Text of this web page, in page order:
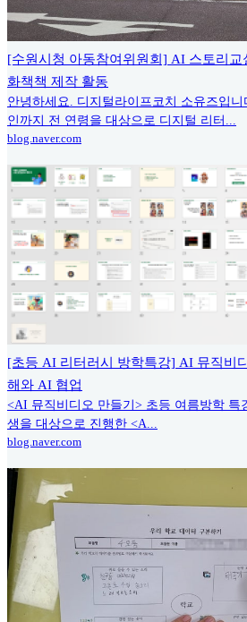
[수원시청 아동참여위원회] AI 스토리교
화책책 제작 활동
안녕하세요. 디지털라이프코치 소유즈입
인까지 전 연령을 대상으로 디지털 리터...
blog.naver.com
[초등 AI 리터러시 방학특강] AI 뮤직비
해와 AI 협업
<AI 뮤직비디오 만들기> 초등 여름방학 특
생을 대상으로 진행한 <A...
blog.naver.com